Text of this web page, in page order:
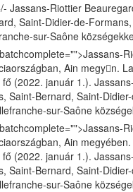
Jassans-Riottier
Saint-Didier-de-
sur-Saône
Ain megyn.
fő (2022. január 1.).
Saint-Bernard, Saint-
sur-Saône
Ain
fő (2022. január 1.).
Saint-Bernard, Saint-
sur-Saône